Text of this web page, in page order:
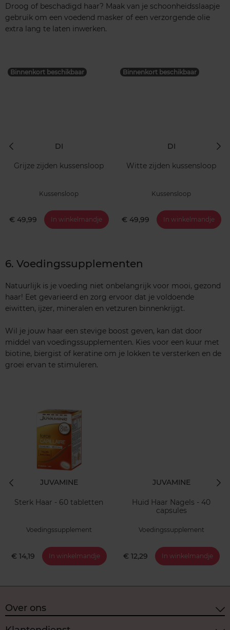
Droog of beschadigd haar? Maak van je schoonheidsslaapje
gebruik om een voedend masker of een verzorgende olie
extra lang te laten inwerken.
Binnenkort beschikbaar
DI
Grijze zijden kussensloop
Kussensloop
€ 49,99 In winkelmandje
Binnenkort beschikbaar
DI
Witte zijden kussensloop
Kussensloop
€ 49,99 In winkelmandje
6. Voedingssupplementen
Natuurlijk is je voeding niet onbelangrijk voor mooi, gezond
haar! Eet gevarieerd en zorg ervoor dat je voldoende
eiwitten, ijzer, mineralen en vetzuren binnenkrijgt.
Wil je jouw haar een stevige boost geven, kan dat door
middel van voedingssupplementen. Kies voor een kuur met
biotine, biergist of keratine om je lokken te versterken en de
groei ervan te stimuleren.
JUVAMINE
Sterk Haar - 60 tabletten
Voedingssupplement
€ 14,19 In winkelmandje
JUVAMINE
Huid Haar Nagels - 40
capsules
Voedingssupplement
€ 12,29 In winkelmandje
Over ons